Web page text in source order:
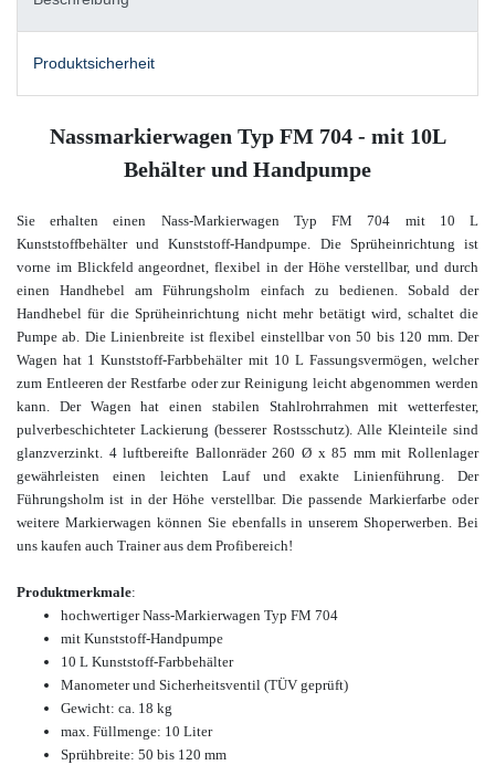
Produktsicherheit
Nassmarkierwagen Typ FM 704 - mit 10L
Behälter und Handpumpe
Sie erhalten einen Nass-Markierwagen Typ FM 704 mit 10 L
Kunststoffbehälter und Kunststoff-Handpumpe. Die Sprüheinrichtung ist
vorne im Blickfeld angeordnet, flexibel in der Höhe verstellbar, und durch
einen Handhebel am Führungsholm einfach zu bedienen. Sobald der
Handhebel für die Sprüheinrichtung nicht mehr betätigt wird, schaltet die
Pumpe ab. Die Linienbreite ist flexibel einstellbar von 50 bis 120 mm. Der
Wagen hat 1 Kunststoff-Farbbehälter mit 10 L Fassungsvermögen, welcher
zum Entleeren der Restfarbe oder zur Reinigung leicht abgenommen werden
kann. Der Wagen hat einen stabilen Stahlrohrrahmen mit wetterfester,
pulverbeschichteter Lackierung (besserer Rostsschutz). Alle Kleinteile sind
glanzverzinkt. 4 luftbereifte Ballonräder 260 Ø x 85 mm mit Rollenlager
gewährleisten einen leichten Lauf und exakte Linienführung. Der
Führungsholm ist in der Höhe verstellbar. Die passende Markierfarbe oder
weitere Markierwagenkönnen Sie ebenfalls in unserem Shoperwerben. Bei
uns kaufen auch Trainer aus dem Profibereich!
Produktmerkmale:
hochwertiger Nass-Markierwagen Typ FM 704
mit Kunststoff-Handpumpe
10 L Kunststoff-Farbbehälter
Manometer und Sicherheitsventil (TÜV geprüft)
Gewicht: ca. 18 kg
max. Füllmenge: 10 Liter
Sprühbreite: 50 bis 120 mm